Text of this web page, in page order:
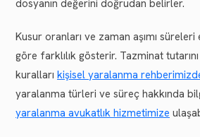
dosyanın değerini doğrudan belirler.
Kusur oranları ve zaman aşımı süreleri
göre farklılık gösterir. Tazminat
kuralları kişisel yaralanma
yaralanma türleri ve süreç hakkında
yaralanma avukatlık hizmetimize